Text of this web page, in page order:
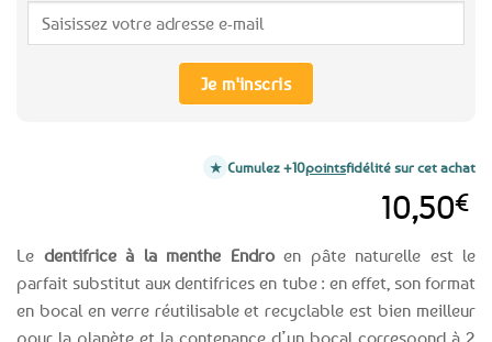
Le dentifrice à la menthe Endroen pâte naturelle est le
parfait substitut aux dentifrices en tube : en effet, son format
en bocal en verre réutilisable et recyclable est bien meilleur
10,50€
Je m'inscris
Cumulez +10pointsfidélité sur cet achat